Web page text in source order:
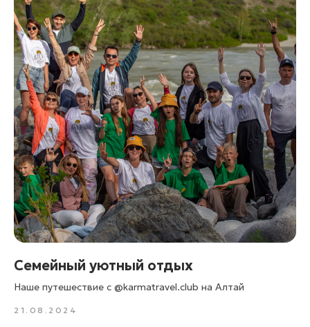
Cемейный уютный отдых
Наше путешествие с @karmatravel.club на Алтай
21.08.2024